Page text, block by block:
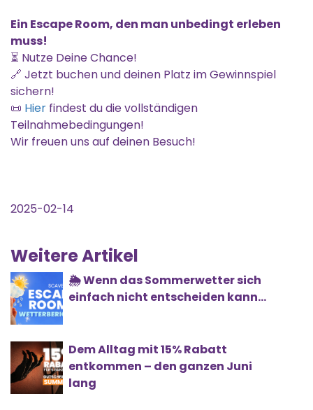
Ein Escape Room, den man unbedingt erleben
muss!
⏳ Nutze Deine Chance!
🔗 Jetzt buchen und deinen Platz im Gewinnspiel
sichern!
📜 Hier findest du die vollständigen
Teilnahmebedingungen!
Wir freuen uns auf deinen Besuch!
2025-02-14
Weitere Artikel
🌦️ Wenn das Sommerwetter sich
einfach nicht entscheiden kann...
Dem Alltag mit 15% Rabatt
entkommen – den ganzen Juni
lang